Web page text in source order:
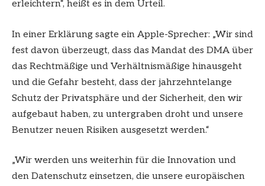
erleichtern“, heißt es in dem Urteil.
In einer Erklärung sagte ein Apple-Sprecher: „Wir sind
fest davon überzeugt, dass das Mandat des DMA über
das Rechtmäßige und Verhältnismäßige hinausgeht
und die Gefahr besteht, dass der jahrzehntelange
Schutz der Privatsphäre und der Sicherheit, den wir
aufgebaut haben, zu untergraben droht und unsere
Benutzer neuen Risiken ausgesetzt werden.“
„Wir werden uns weiterhin für die Innovation und
den Datenschutz einsetzen, die unsere europäischen